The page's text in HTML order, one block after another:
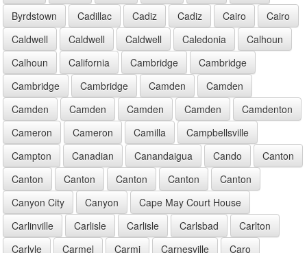
Byrdstown
Cadillac Cadiz Cadiz Cairo
Cairo
Caldwell
Caldwell Caldwell Caledonia
Calhoun
Calhoun
California Cambridge
Cambridge
Cambridge
Cambridge Camden
Camden
Camden
Camden Camden Camden
Camdenton
Cameron
Cameron Camilla
Campbellsville
Campton
Canadian Canandaigua Cando
Canton
Canton
Canton Canton Canton
Canton
Canyon City
Canyon
Cape May Court House
Carlinville
Carlisle Carlisle Carlsbad
Carlton
Carlyle
Carmel Carmi Carnesville Caro